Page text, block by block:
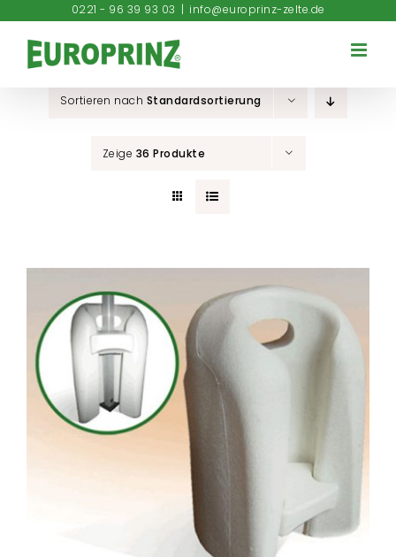
Inhalt
springen
0221 - 96 39 93 03 | info@europrinz-zelte.de
Sortieren nach Standardsortierung
Zeige 36 Produkte